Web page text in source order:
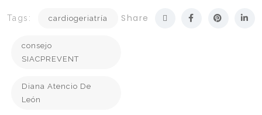
Tags: cardiogeriatría
consejo
SIACPREVENT
Diana Atencio De
León
Share